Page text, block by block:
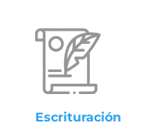
Escrituración